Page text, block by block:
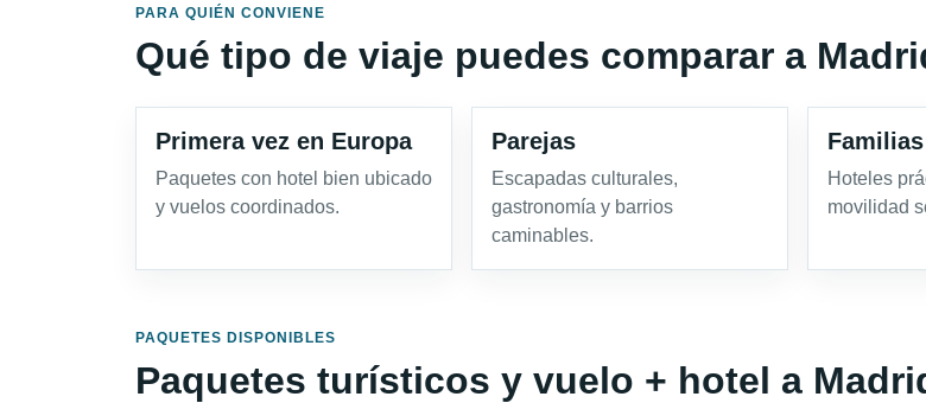
PARA QUIÉN CONVIENE
Qué tipo de viaje puedes comparar a
Primera vez en Europa
Paquetes con hotel bien ubicado
y vuelos coordinados.
Parejas
Escapadas culturales,
gastronomía y barrios
caminables.
Familias
Hoteles
movilidad
PAQUETES DISPONIBLES
Paquetes turísticos y vuelo + hotel a